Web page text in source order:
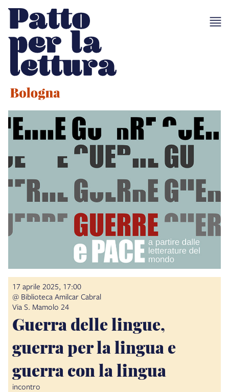
17 aprile 2025, 17:00
@ Biblioteca Amilcar Cabral
Via S. Mamolo 24
Guerra delle lingue,
guerra per la lingua e
guerra con la lingua
incontro